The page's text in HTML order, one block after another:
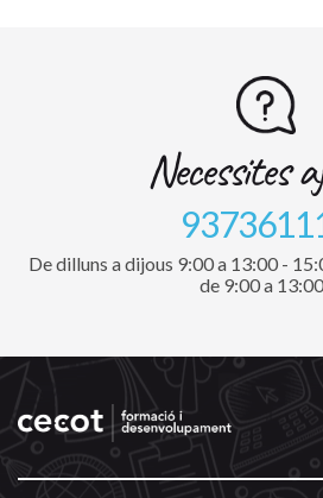
Necessites
De dilluns a dijous 9:00 a 13:00 -
de 9:00 a